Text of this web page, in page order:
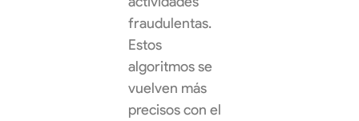
fraudulentas.
Estos
algoritmos se
vuelven más
precisos con el